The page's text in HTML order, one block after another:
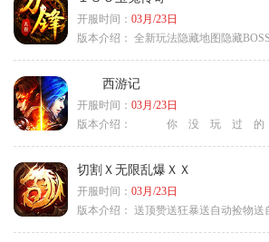
开服时间： 03月/23日
版本介绍： 全新玩法隐藏地图隐藏BOSS
西游记
开服时间： 03月/23日
版本介绍：
你 没 玩 过 的
切割Ｘ无限乱爆ＸＸ
开服时间： 03月/23日
版本介绍： 送顶赞送狂暴送自动捡物送